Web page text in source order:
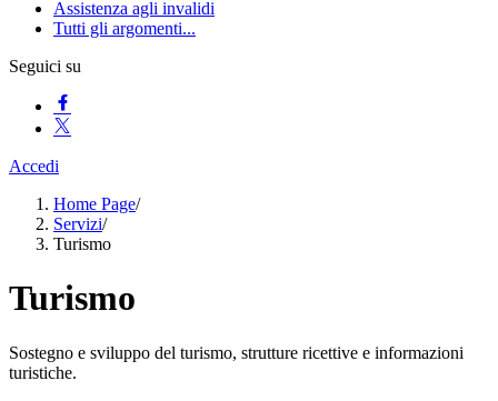
Assistenza agli invalidi
Tutti gli argomenti...
Seguici su
Accedi
Home Page/
Servizi/
Turismo
Turismo
Sostegno e sviluppo del turismo, strutture ricettive e informazioni
turistiche.